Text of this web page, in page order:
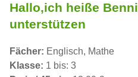
Hallo,ich heiße
unterstützen
Fächer: Englisch, Mathe
Klasse: 1 bis: 3